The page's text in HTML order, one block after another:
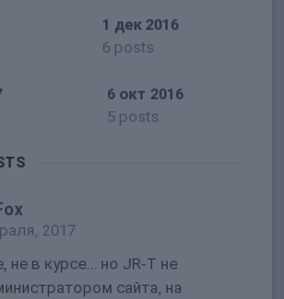
1 дек 2016
6 posts
6 окт 2016
5 posts
2017
не в курсе... но JR-T не
сайта, на